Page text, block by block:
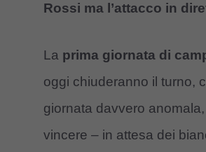
Rossi ma l’attacco in
La prima giornata di
oggi chiuderanno il turno,
giornata davvero
vincere – in attesa dei